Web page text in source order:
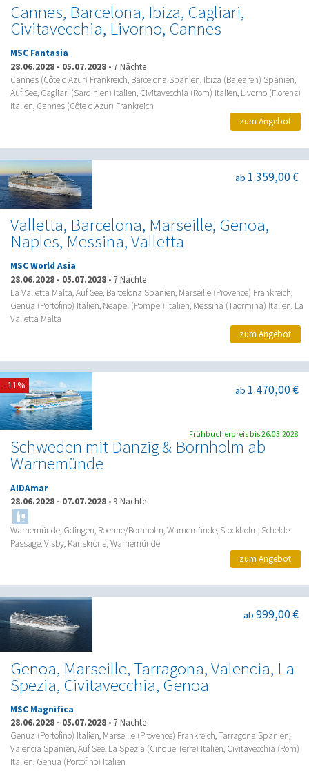
Cannes, Barcelona, Ibiza, Cagliari,
Civitavecchia, Livorno, Cannes
MSC Fantasia
28.06.2028 - 05.07.2028 • 7 Nächte
Cannes (Côte d'Azur) Frankreich, Barcelona Spanien, Ibiza (Balearen) Spanien,
Auf See, Cagliari (Sardinien) Italien, Civitavecchia (Rom) Italien, Livorno (Florenz)
Italien, Cannes (Côte d'Azur) Frankreich
zum Angebot
Valletta, Barcelona, Marseille, Genoa,
Naples, Messina, Valletta
ab 1.359,00 €
MSC World Asia
28.06.2028 - 05.07.2028 • 7 Nächte
La Valletta Malta, Auf See, Barcelona Spanien, Marseille (Provence) Frankreich,
Genua (Portofino) Italien, Neapel (Pompei) Italien, Messina (Taormina) Italien, La
Valletta Malta
zum Angebot
Schweden mit Danzig & Bornholm ab
Warnemünde
ab 1.470,00 €
AIDAmar
28.06.2028 - 07.07.2028 • 9 Nächte
Warnemünde, Gdingen, Roenne/Bornholm, Warnemünde, Stockholm, Schelde-
Passage, Visby, Karlskrona, Warnemünde
-11%
Frühbucherpreis bis 26.03.2028
zum Angebot
Genoa, Marseille, Tarragona, Valencia, La
Spezia, Civitavecchia, Genoa
ab 999,00 €
MSC Magnifica
28.06.2028 - 05.07.2028 • 7 Nächte
Genua (Portofino) Italien, Marseille (Provence) Frankreich, Tarragona Spanien,
Valencia Spanien, Auf See, La Spezia (Cinque Terre) Italien, Civitavecchia (Rom)
Italien, Genua (Portofino) Italien